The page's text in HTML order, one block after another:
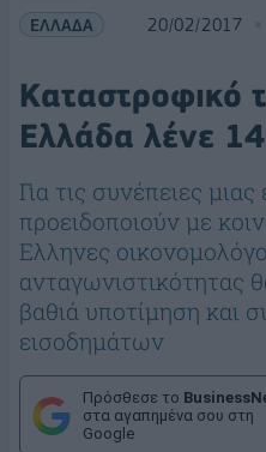
ΕΛΛΑΔΑ 20/02/2017
Καταστροφικό
Ελλάδα λένε
Για τις συνέπειες
προειδοποιούν με
Ελληνες
ανταγωνιστικότητας
βαθιά υποτίμηση και
εισοδημάτων
Πρόσθεσε το
στα αγαπημένα σου στη
Google